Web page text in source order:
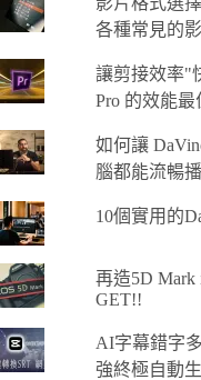
各種常見的
讓剪接效率"
Pro 的效能最
如何讓
腦都能流暢
10個實用的
再造5D
GET!!
AI字幕錯字
強終極自動